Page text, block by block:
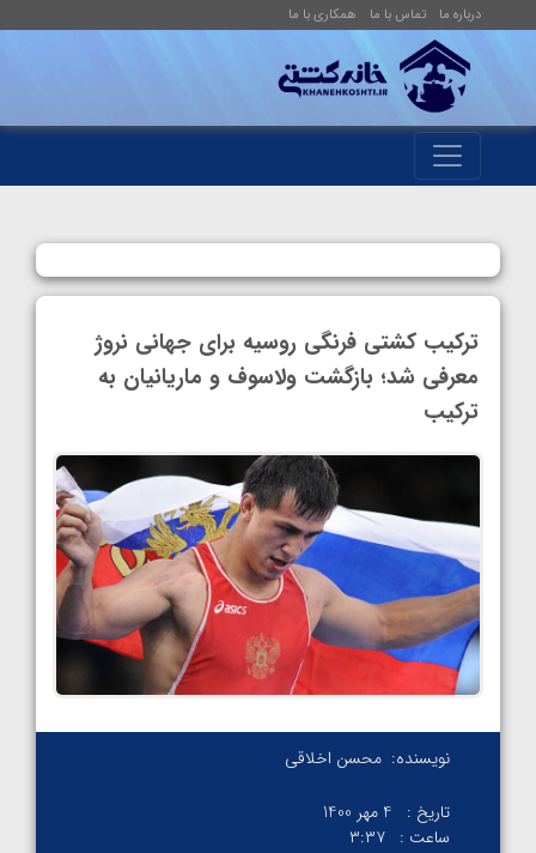
درباره ما تماس با ما همکاری با ما
ترکیب کشتی فرنگی روسیه برای جهانی نروژ
معرفی شد؛ بازگشت ولاسوف و ماریانیان به
ترکیب
نویسنده: محسن اخلاقی
تاریخ :
4 مهر 1400
ساعت : ۳:۳۷